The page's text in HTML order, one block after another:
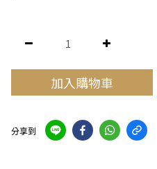
加入購物車
分享到